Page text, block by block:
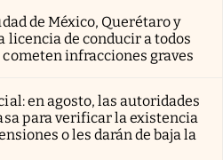
de México, Querétaro y
licencia de conducir a todos
infracciones graves
en agosto, las autoridades
para verificar la existencia
o les darán de baja la